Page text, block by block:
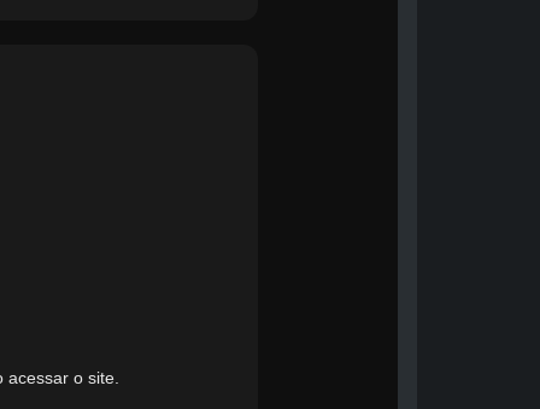
o site.